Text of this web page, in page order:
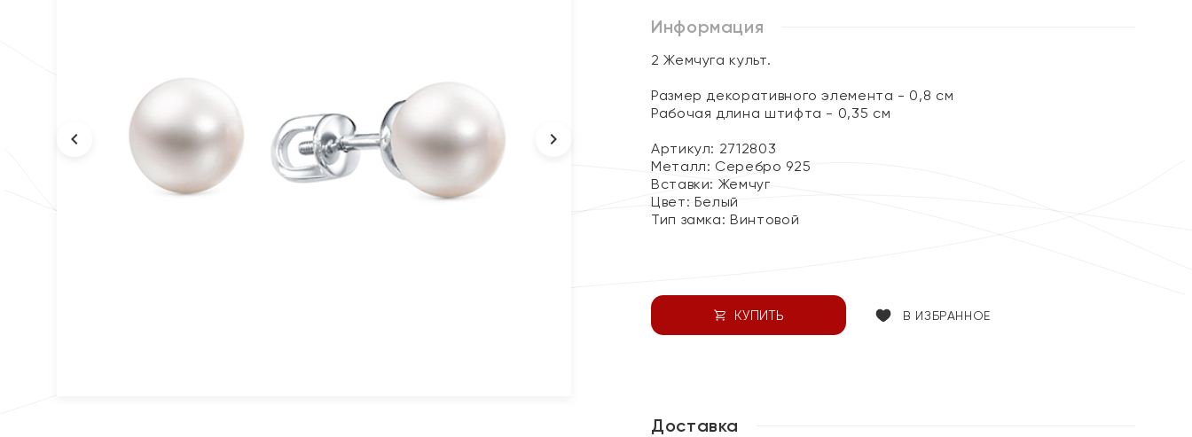
Информация
2 Жемчуга культ.
Размер декоративного элемента - 0,8 см
Рабочая длина штифта - 0,35 см
Артикул: 2712803
Металл: Серебро 925
Вставки: Жемчуг
Цвет: Белый
Тип замка:Винтовой
КУПИТЬ В ИЗБРАННОЕ
Доставка